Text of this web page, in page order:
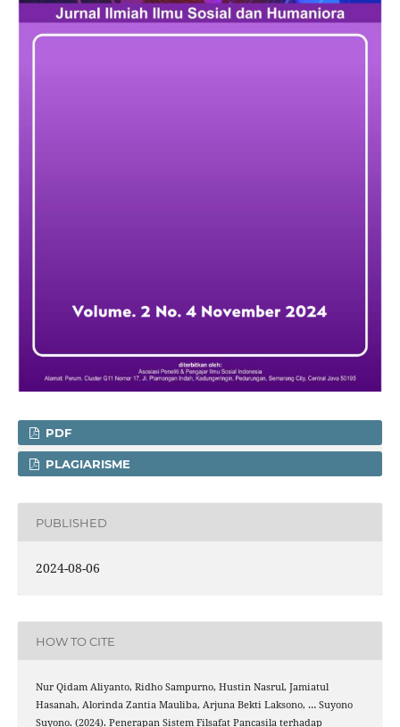
PDF
PLAGIARISME
PUBLISHED
2024-08-06
HOW TO CITE
Nur Qidam Aliyanto, Ridho Sampurno, Hustin Nasrul, Jamiatul
Hasanah, Alorinda Zantia Mauliba, Arjuna Bekti Laksono, … Suyono
Suyono. (2024). Penerapan Sistem Filsafat Pancasila terhadap